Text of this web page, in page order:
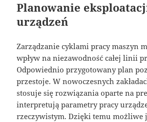
Planowanie
urządzeń
Zarządzanie cyklami pracy maszyn
wpływ na niezawodność całej linii
Odpowiednio przygotowany plan
przestoje. W nowoczesnych
stosuje się rozwiązania oparte na
interpretują parametry pracy
rzeczywistym. Dzięki temu możliwe